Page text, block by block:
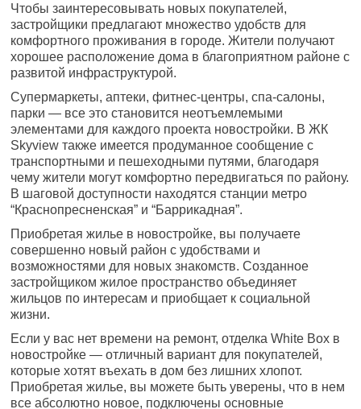
Чтобы заинтересовывать новых покупателей,
застройщики предлагают множество удобств для
комфортного проживания в городе. Жители получают
хорошее расположение дома в благоприятном районе с
развитой инфраструктурой.
Супермаркеты, аптеки, фитнес-центры, спа-салоны,
парки — все это становится неотъемлемыми
элементами для каждого проекта новостройки. В ЖК
Skyview также имеется продуманное сообщение с
транспортными и пешеходными путями, благодаря
чему жители могут комфортно передвигаться по району.
В шаговой доступности находятся станции метро
“Краснопресненская” и “Баррикадная”.
Приобретая жилье в новостройке, вы получаете
совершенно новый район с удобствами и
возможностями для новых знакомств. Созданное
застройщиком жилое пространство объединяет
жильцов по интересам и приобщает к социальной
жизни.
Если у вас нет времени на ремонт, отделка White Box в
новостройке — отличный вариант для покупателей,
которые хотят въехать в дом без лишних хлопот.
Приобретая жилье, вы можете быть уверены, что в нем
все абсолютно новое, подключены основные